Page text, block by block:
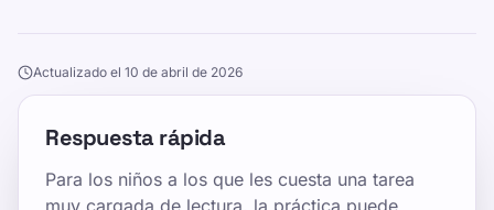
Actualizado el 10 de abril de 2026
Respuesta rápida
Para los niños a los que les cuesta una tarea
muy cargada de lectura, la práctica puede